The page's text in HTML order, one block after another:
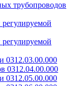
трубопроводов
0312.03.00.000
0312.04.00.000
0312.05.00.000